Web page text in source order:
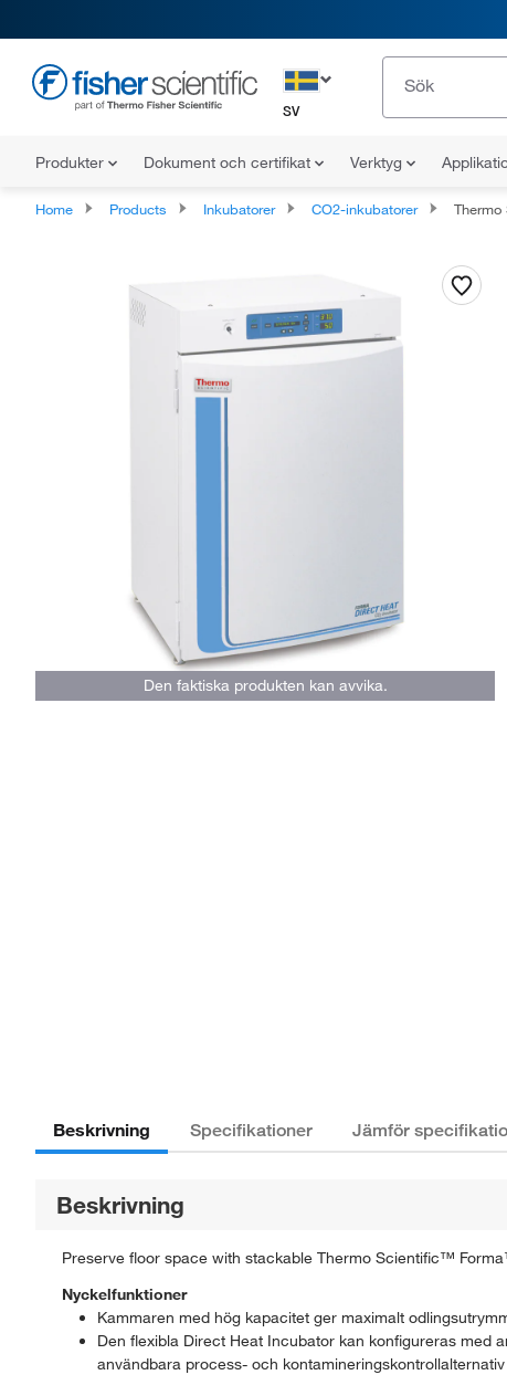
SV
Produkter Dokument och certifikat Verktyg
Home Products Inkubatorer CO2-inkubatorer Thermo
Den faktiska produkten kan avvika.
Beskrivning Specifikationer Jämför
Beskrivning
Preserve floor space with stackable Thermo Scientific™
Nyckelfunktioner
Kammaren med hög kapacitet ger maximalt
Den flexibla Direct Heat Incubator kan konfigureras med
användbara process- och